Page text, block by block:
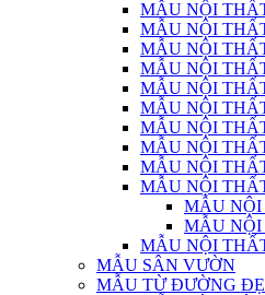
MẪU NỘI
MẪU NỘI
MẪU NỘI
MẪU NỘI
MẪU NỘI
MẪU NỘI
MẪU NỘI
MẪU NỘI
MẪU NỘI
MẪU NỘI
MẪU NỘI
MẪU NỘI
MẪU NỘI
MẪU SÂN VƯỜN
MẪU TỪ ĐƯỜNG